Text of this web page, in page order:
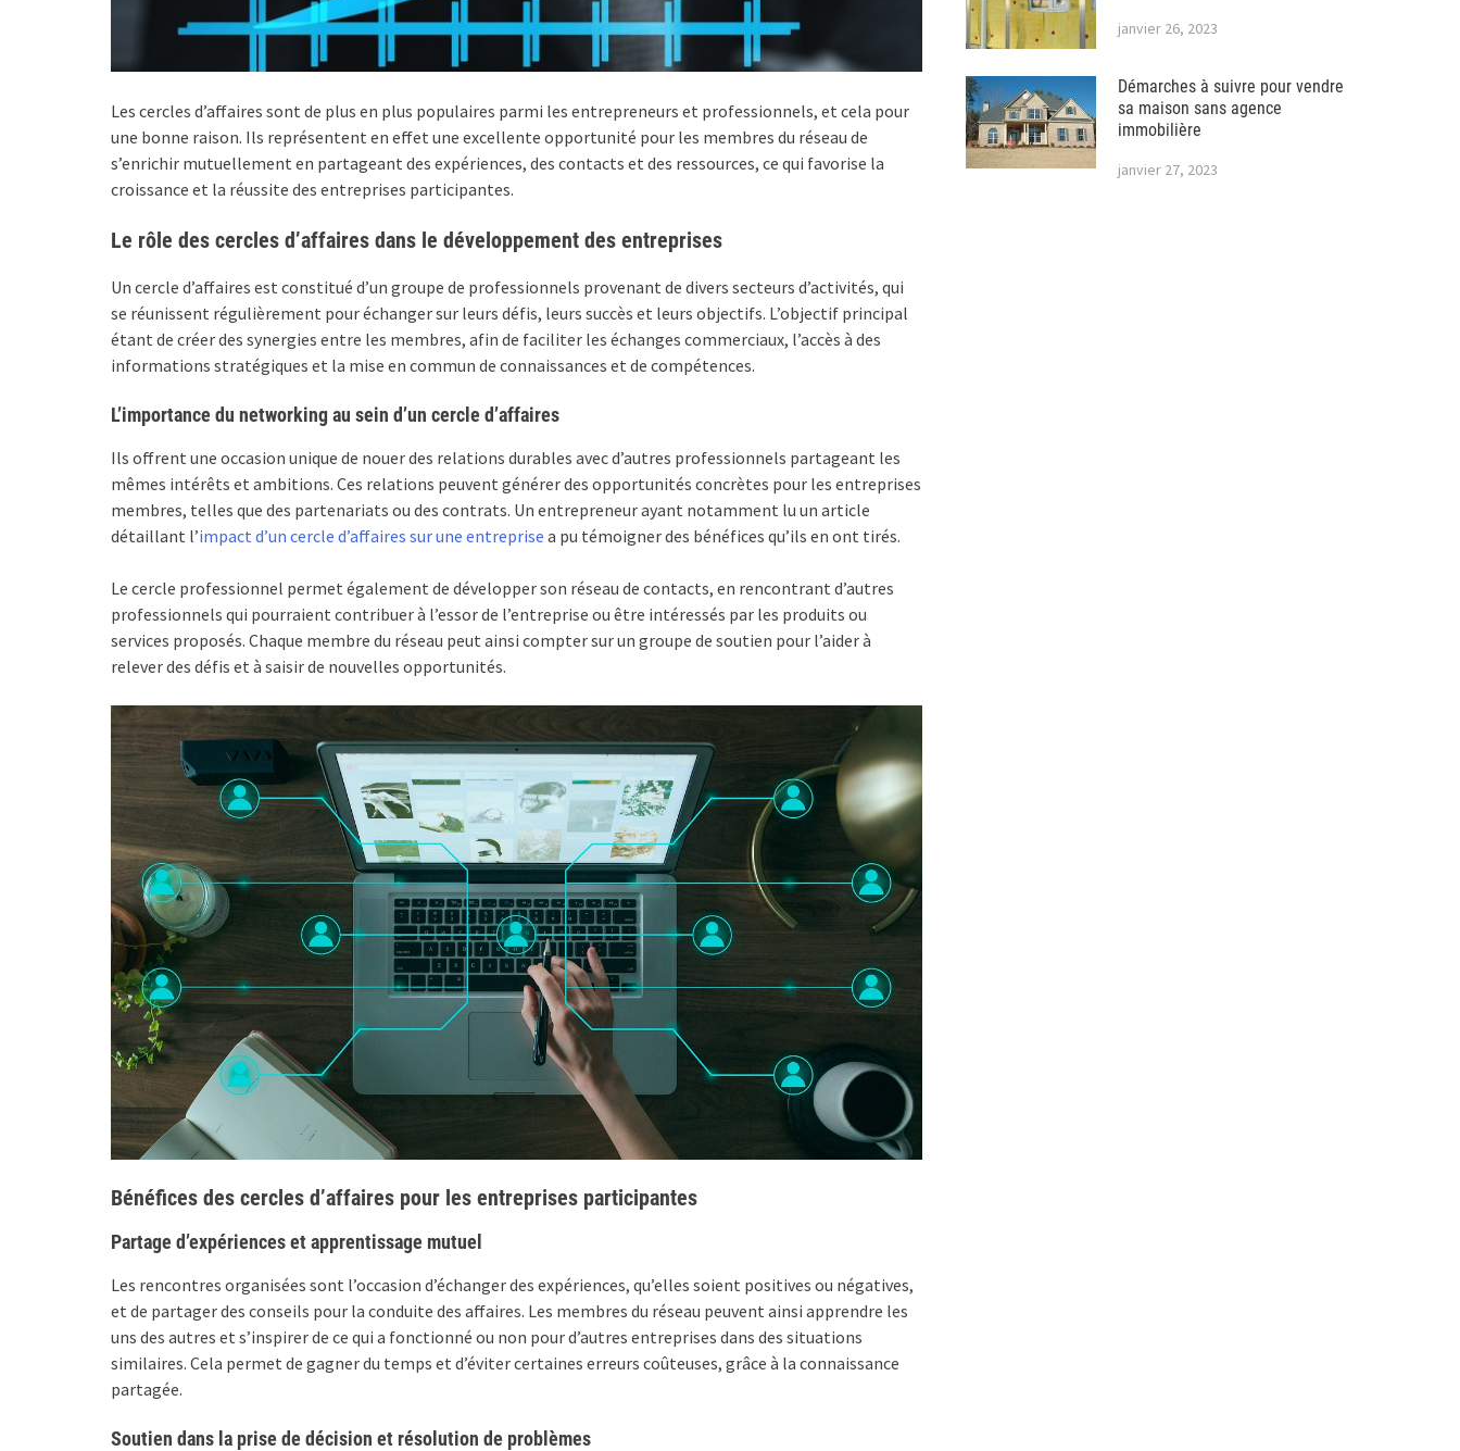
Les cercles d’affaires sont de plus en plus populaires parmi les entrepreneurs et professionnels, et cela pour
une bonne raison. Ils représentent en effet une excellente opportunité pour les membres du réseau de
s’enrichir mutuellement en partageant des expériences, des contacts et des ressources, ce qui favorise la
croissance et la réussite des entreprises participantes.
Le rôle des cercles d’affaires dans le développement des entreprises
Un cercle d’affaires est constitué d’un groupe de professionnels provenant de divers secteurs d’activités, qui
se réunissent régulièrement pour échanger sur leurs défis, leurs succès et leurs objectifs. L’objectif principal
étant de créer des synergies entre les membres, afin de faciliter les échanges commerciaux, l’accès à des
informations stratégiques et la mise en commun de connaissances et de compétences.
L’importance du networking au sein d’un cercle d’affaires
Ils offrent une occasion unique de nouer des relations durables avec d’autres professionnels partageant les
mêmes intérêts et ambitions. Ces relations peuvent générer des opportunités concrètes pour les entreprises
membres, telles que des partenariats ou des contrats. Un entrepreneur ayant notamment lu un article
détaillant l’impact d’un cercle d’affaires sur une entreprise a pu témoigner des bénéfices qu’ils en ont tirés.
Le cercle professionnel permet également de développer son réseau de contacts, en rencontrant d’autres
professionnels qui pourraient contribuer à l’essor de l’entreprise ou être intéressés par les produits ou
services proposés. Chaque membre du réseau peut ainsi compter sur un groupe de soutien pour l’aider à
relever des défis et à saisir de nouvelles opportunités.
Bénéfices des cercles d’affaires pour les entreprises participantes
Partage d’expériences et apprentissage mutuel
Les rencontres organisées sont l’occasion d’échanger des expériences, qu’elles soient positives ou négatives,
et de partager des conseils pour la conduite des affaires. Les membres du réseau peuvent ainsi apprendre les
uns des autres et s’inspirer de ce qui a fonctionné ou non pour d’autres entreprises dans des situations
similaires. Cela permet de gagner du temps et d’éviter certaines erreurs coûteuses, grâce à la connaissance
partagée.
Soutien dans la prise de décision et résolution de problèmes
janvier 26, 2023
Démarches à suivre pour vendre
sa maison sans agence
immobilière
janvier 27, 2023